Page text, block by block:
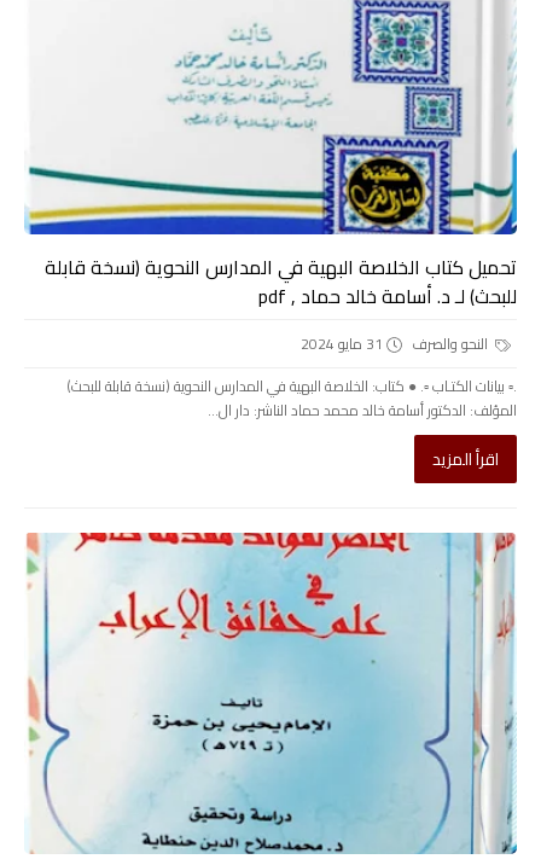
تحميل كتاب الخلاصة البهية في المدارس النحوية (نسخة قابلة
للبحث) لـ د. أسامة خالد حماد , pdf
النحو والصرف
31 مايو 2024
.▫️ بيانات الكتـاب ▫️. ● كتاب: الخلاصة البهية في المدارس النحوية (نسخة قابلة للبحث)
المؤلف: الدكتور أسامة خالد محمد حماد الناشر: دار ال...
اقرأ المزيد